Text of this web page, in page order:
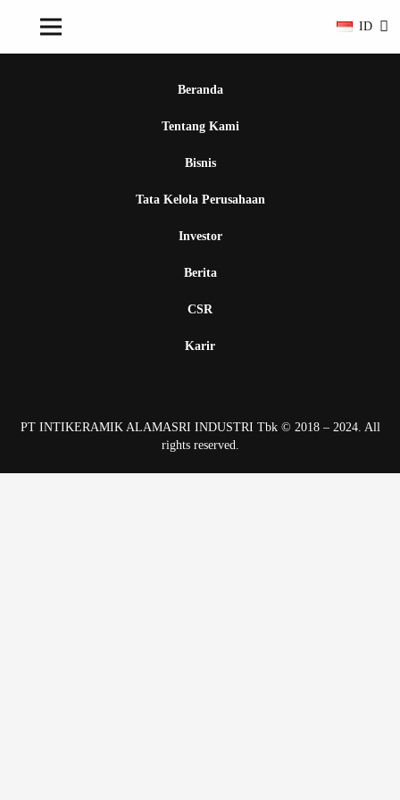
ID
Beranda
Tentang Kami
Bisnis
Tata Kelola Perusahaan
Investor
Berita
CSR
Karir
PT INTIKERAMIK ALAMASRI INDUSTRI Tbk © 2018 – 2024. All
rights reserved.